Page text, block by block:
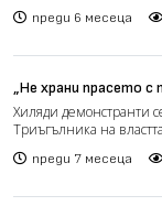
преди 6 месеца
„Не храни прасето с
Хиляди протестират
пореден път (на живо)
Хиляди демонстранти
Триъгълника на
преди 7 месеца